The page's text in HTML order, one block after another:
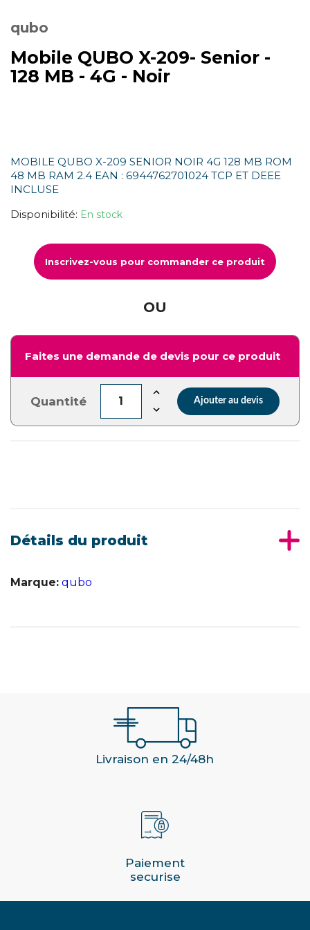
qubo
Mobile QUBO X-209- Senior -
128 MB - 4G - Noir
MOBILE QUBO X-209 SENIOR NOIR 4G 128 MB ROM
48 MB RAM 2.4 EAN : 6944762701024 TCP ET DEEE
INCLUSE
Disponibilité: En stock
Inscrivez-vous pour commander ce produit
OU
Faites une demande de devis pour ce produit
Quantité Ajouter au devis
Détails du produit
Marque: qubo
Livraison en 24/48h
Paiement
securise